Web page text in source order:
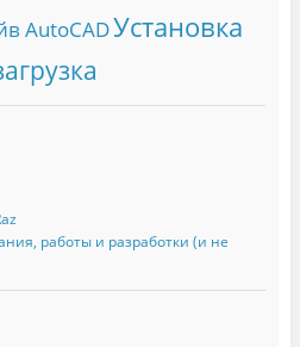
AutoCADУстановка
работы и разработки (и не